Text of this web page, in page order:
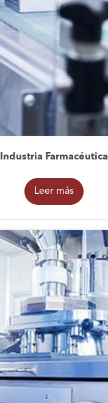
Industria Farmacéutica
Leer más